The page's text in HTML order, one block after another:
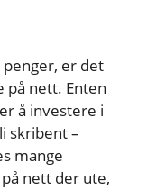
er det
på nett. Enten
å investere i
skribent –
mange
nett der ute,